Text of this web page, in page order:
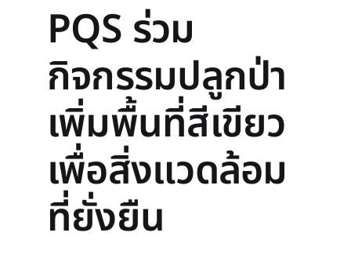
PQS ร่วม
กิจกรรมปลูกป่า
เพิ่มพื้นที่สีเขียว
เพื่อสิ่งแวดล้อม
ที่ยั่งยืน